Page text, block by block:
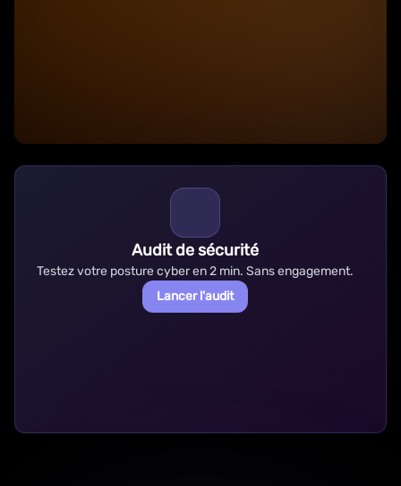
Audit de sécurité
Testez votre posture cyber en 2 min. Sans engagement.
Lancer l'audit